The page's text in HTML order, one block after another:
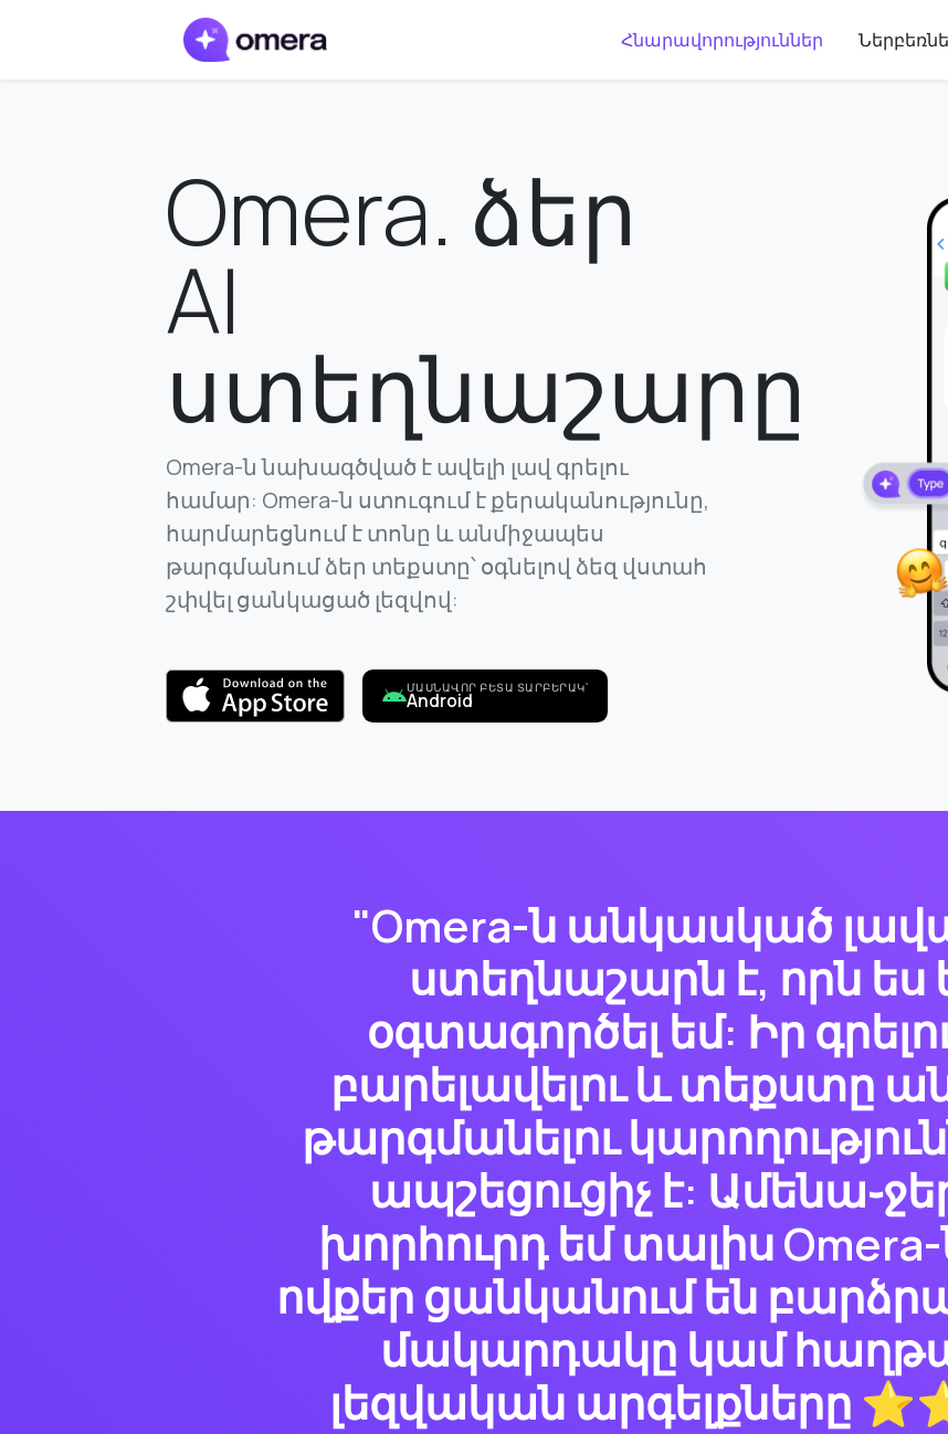
Հնարավորություններ
Omera. ձեր
AI
ստեղնաշարը
Omera-ն նախագծված է ավելի լավ գրելու
համար: Omera-ն ստուգում է քերականությունը,
հարմարեցնում է տոնը և անմիջապես
թարգմանում ձեր տեքստը՝ օգնելով ձեզ վստահ
շփվել ցանկացած լեզվով:
ՄԱՍՆԱՎՈՐ ԲԵՏԱ ՏԱՐԲԵՐԱԿ՝
Android
"Omera-ն անկասկած
ստեղնաշարն է, որն ես
օգտագործել եմ: Իր
բարելավելու և տեքստը
թարգմանելու
ապշեցուցիչ է:
խորհուրդ եմ տալիս Omera-
ովքեր ցանկանում են
մակարդակը կամ
լեզվական արգելքները